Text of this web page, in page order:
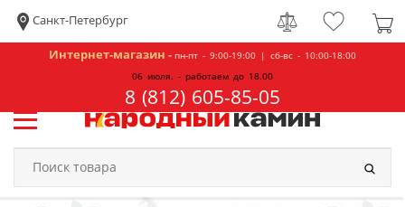
Санкт-Петербург
Интернет-магазин - пн-пт - 9:00-19:00 | сб-вс - 10:00-18:00
06 июля. - работаем до 18.00
8 (812) 605-85-05